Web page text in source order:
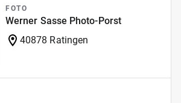
FOTO
Werner Sasse Photo-Porst
40878 Ratingen